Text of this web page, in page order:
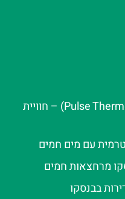
פולס טרמה בנסקו (Pulse Therme Bansko) – חוויית
עם מים חמים
מרחצאות חמים
בבנסקו